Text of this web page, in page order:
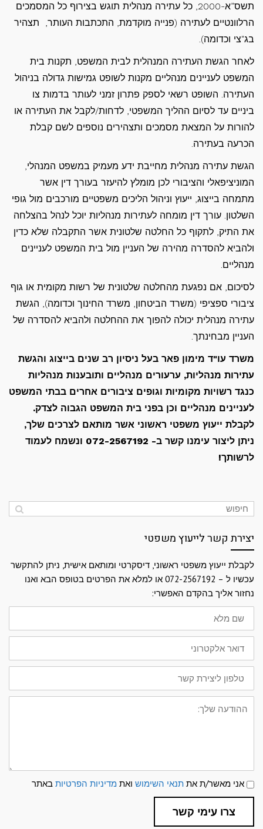
תשס”א-2000, כל עתירה מנהלית תוגש בצירוף כל המסמכים
הרלוונטיים לעתירה (פנייה מוקדמת, התכתבות העותר, תצהיר
בג"צי וכדומה).
לאחר הגשת העתירה המנהלית לבית המשפט, תקנות בית
המשפט לעניינים מנהליים מקנות לשופט גמישות גדולה בניהול
העתירה. השופט רשאי לספק פתרון זמני לעותר בדמות צו
ביניים עד לסיום ההליך המשפטי, לדחות/לקבל את העתירה או
להורות על המצאת מסמכים ותצהירים נוספים לשם קבלת
הכרעה בעתירה.
הגשת עתירה מנהלית מחייבת ידע מעמיק במשפט המנהלי,
המוניציפאלי והציבורי לכן מומלץ להיעזר בעורך דין אשר
מתמחה בייצוג, ייעוץ וניהול הליכים משפטיים מורכבים מול גופי
השלטון. עורך דין מומחה לעתירות מנהליות יוכל לנהל בהצלחה
את התיק, לתקוף כל החלטה שלטונית אשר התקבלה שלא כדין
ולהביא להסדרה מהירה של העניין מול בית המשפט לעניינים
מנהליים.
לסיכום, אם נפגעת מהחלטה שלטונית של רשות מקומית או גוף
ציבורי ספציפי (משרד הביטחון, משרד החינוך וכדומה), הגשת
עתירה מנהלית יכולה להפוך את ההחלטה ולהביא להסדרה של
העניין מבחינתך.
משרד עו"ד מימון פאר בעל ניסיון רב שנים בייצוג והגשת
עתירות מנהליות, ערעורים מנהליים ותובענות מנהליות
כנגד רשויות מקומיות וגופים ציבורים אחרים בבתי המשפט
לעניינים מנהליים וכן בפני בית המשפט הגבוה לצדק.
לקבלת ייעוץ משפטי ראשוני אשר מותאם לצרכים שלך,
ניתן ליצור עימנו קשר ב- 072-2567192 ונשמח לעמוד
לרשותך!
יצירת קשר לייעוץ משפטי
לקבלת ייעוץ משפטי ראשוני, דיסקרטי ומותאם אישית, ניתן להתקשר
עכשיו ל – 072-2567192 או למלא את הפרטים בטופס הבא ואנו
נחזור אליך בהקדם האפשרי:
שם
מלא
דואר
אלקטרוני
טלפון
ליצירת
קשר
ההודעה
שלך:
תנאי
שימוש
ומדיניות
פרטיות
אני מאשר/ת את תנאי השימוש ואת מדיניות הפרטיות באתר
צרו עימי קשר